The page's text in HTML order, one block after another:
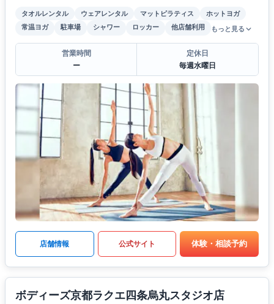
タオルレンタル ウェアレンタル マットピラティス
ホットヨガ
常温ヨガ
駐車場 シャワー ロッカー 他店舗利用 もっと見る
営業時間
ー
定休日
毎週水曜日
店舗情報 公式サイト 体験・相談予約
ボディーズ京都ラクエ四条烏丸スタジオ店